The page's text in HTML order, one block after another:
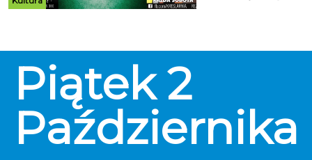
sezon imprezowy w Studenckim
Piątek 2
Października